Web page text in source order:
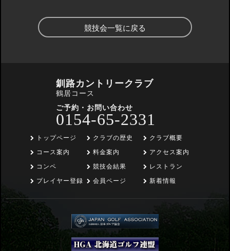
競技会一覧に戻る
釧路カントリークラブ
鶴居コース
ご予約・お問い合わせ
0154-65-2331
トップページ
コース案内
コンペ
プレイヤー登録
クラブの歴史
料金案内
競技会結果
会員ページ
クラブ概要
アクセス案内
レストラン
新着情報